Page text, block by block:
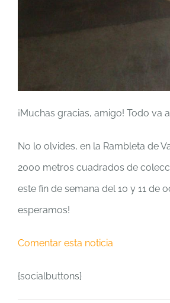
¡Muchas gracias, amigo! Todo va
No lo olvides, en la Rambleta de
2000 metros cuadrados de
este fin de semana del 10 y 11 de
esperamos!
Comentar esta noticia
{socialbuttons}